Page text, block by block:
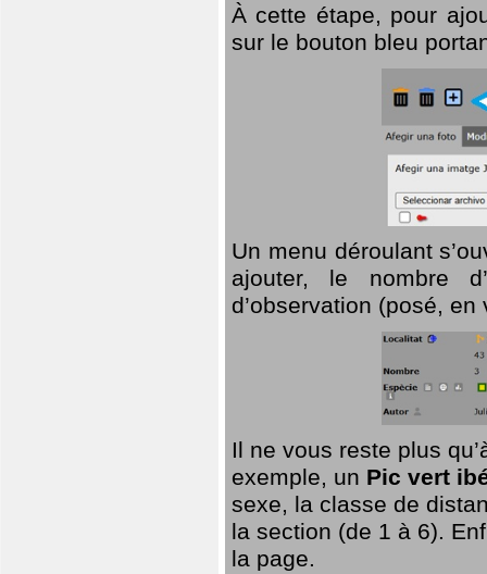
À cette étape, pour
sur le bouton bleu
Un menu déroulant
ajouter, le nombre
d’observation (posé,
Il ne vous reste plus
exemple, un Pic vert
sexe, la classe de
la section (de 1 à 6).
la page.